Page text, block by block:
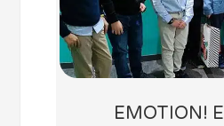
EMOTION!